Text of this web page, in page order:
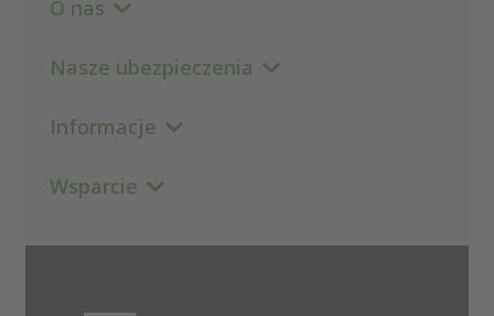
O nas
Nasze ubezpieczenia
Informacje
Wsparcie